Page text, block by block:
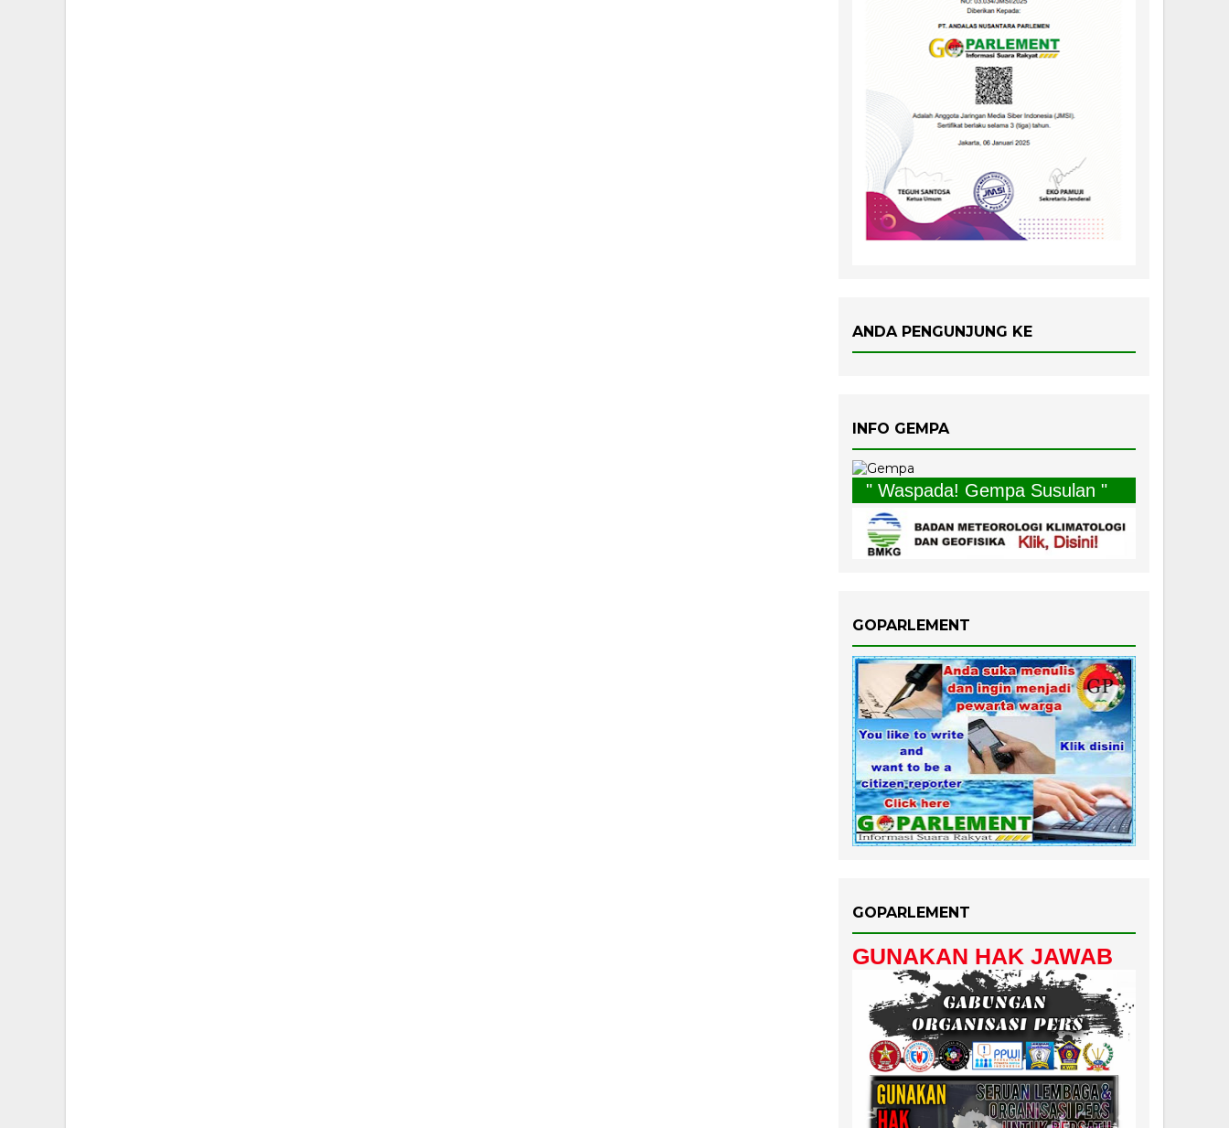
ANDA PENGUNJUNG KE
INFO GEMPA
" Waspada! Gempa Susulan "
GOPARLEMENT
GOPARLEMENT
GUNAKAN HAK JAWAB